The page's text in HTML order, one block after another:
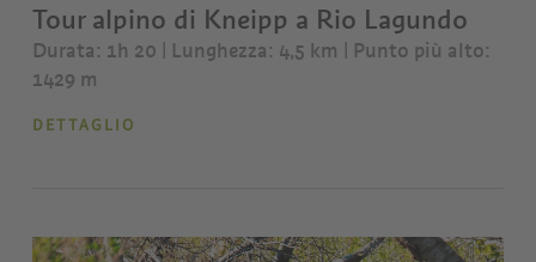
Tour alpino di Kneipp a Rio Lagundo
Durata: 1h 20 | Lunghezza: 4,5 km | Punto più alto:
1429 m
DETTAGLIO